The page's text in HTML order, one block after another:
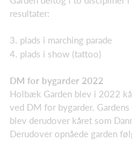
resultater:
3. plads i marching parade
4. plads i show (tattoo)
DM for bygarder 2022
Holbæk Garden blev i 2022
ved DM for bygarder.
blev derudover kåret som
Derudover opnåede garden